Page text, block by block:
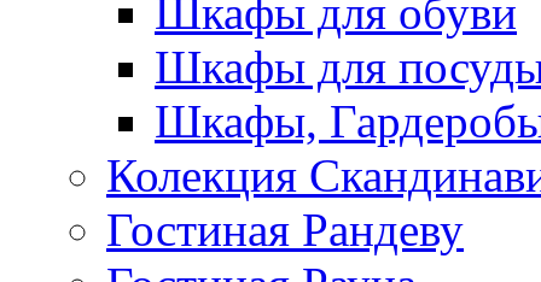
Шкафы для обуви
Шкафы для
Шкафы,
Колекция
Гостиная Рандеву